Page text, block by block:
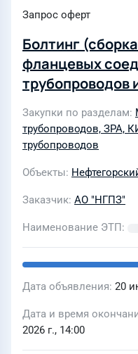
Запрос оферт
Болтинг
фланцевых
трубопроводов
в 2026г
Закупки по разделам
трубопроводов, ЗРА,
трубопроводов
Объекты
Заказчик АО "НГПЗ"
Наименование ЭТП
Дата объявления 20
Дата и время
2026 г., 14:00